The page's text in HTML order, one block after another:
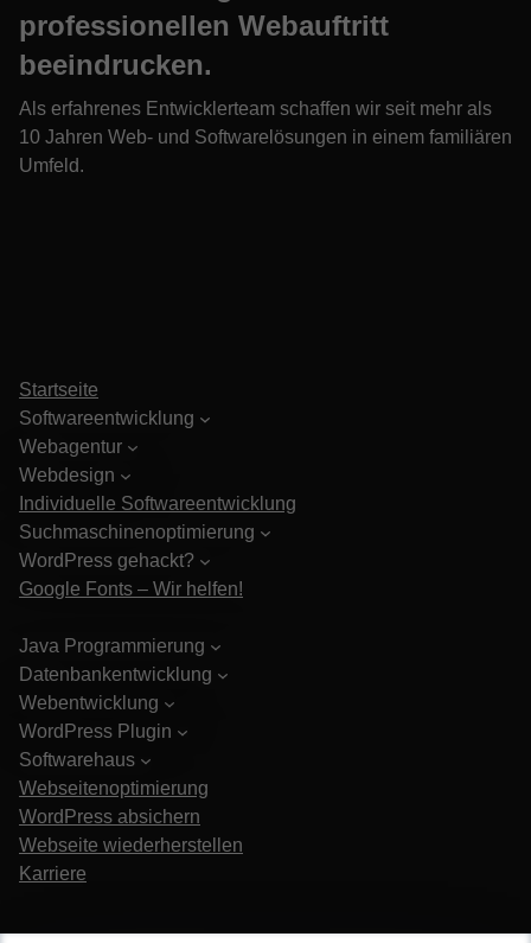
professionellen Webauftritt
beeindrucken.
Als erfahrenes Entwicklerteam schaffen wir seit mehr als
10 Jahren Web- und Softwarelösungen in einem familiären
Umfeld.
Startseite
Softwareentwicklung
Webagentur
Webdesign
Individuelle Softwareentwicklung
Suchmaschinenoptimierung
WordPress gehackt?
Google Fonts – Wir helfen!
Java Programmierung
Datenbankentwicklung
Webentwicklung
WordPress Plugin
Softwarehaus
Webseitenoptimierung
WordPress absichern
Webseite wiederherstellen
Karriere